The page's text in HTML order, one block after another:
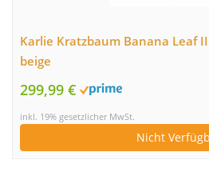
Karlie Kratzbaum Banana Leaf
beige
299,99 €
inkl. 19% gesetzlicher MwSt.
Nicht